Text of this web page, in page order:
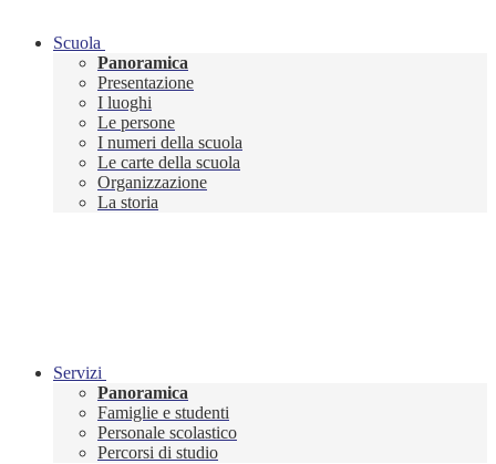
Scuola
Panoramica
Presentazione
I luoghi
Le persone
I numeri della scuola
Le carte della scuola
Organizzazione
La storia
Servizi
Panoramica
Famiglie e studenti
Personale scolastico
Percorsi di studio